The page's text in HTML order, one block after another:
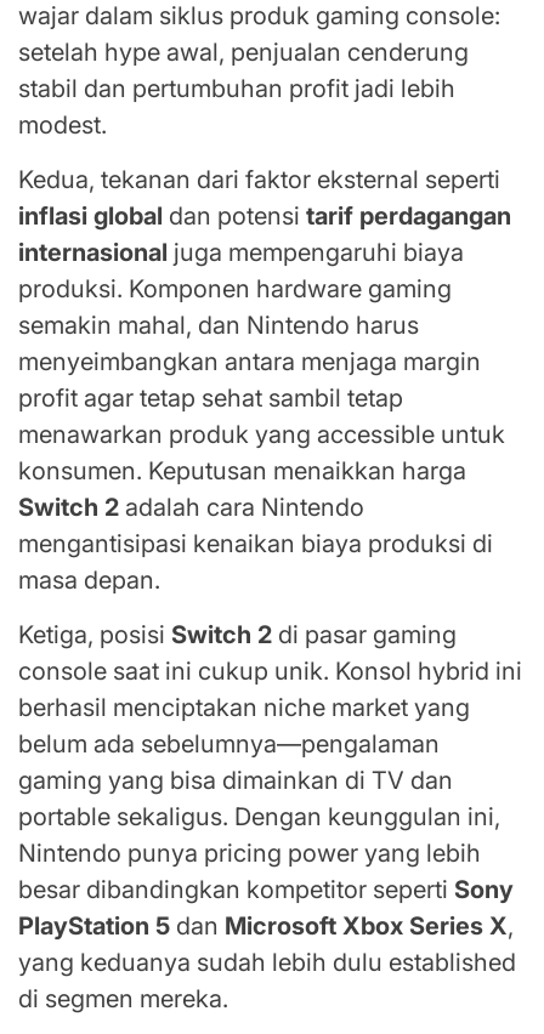
wajar dalam siklus produk gaming console:
setelah hype awal, penjualan cenderung
stabil dan pertumbuhan profit jadi lebih
modest.
Kedua, tekanan dari faktor eksternal seperti
inflasi global dan potensi tarif perdagangan
internasional juga mempengaruhi biaya
produksi. Komponen hardware gaming
semakin mahal, dan Nintendo harus
menyeimbangkan antara menjaga margin
profit agar tetap sehat sambil tetap
menawarkan produk yang accessible untuk
konsumen. Keputusan menaikkan harga
Switch 2 adalah cara Nintendo
mengantisipasi kenaikan biaya produksi di
masa depan.
Ketiga, posisi Switch 2 di pasar gaming
console saat ini cukup unik. Konsol hybrid ini
berhasil menciptakan niche market yang
belum ada sebelumnya—pengalaman
gaming yang bisa dimainkan di TV dan
portable sekaligus. Dengan keunggulan ini,
Nintendo punya pricing power yang lebih
besar dibandingkan kompetitor seperti Sony
PlayStation 5 dan Microsoft Xbox Series X,
yang keduanya sudah lebih dulu established
di segmen mereka.